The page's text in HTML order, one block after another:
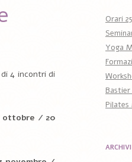
4 incontri di
ottobre / 20
Orari
Yoga
ARCHIVI